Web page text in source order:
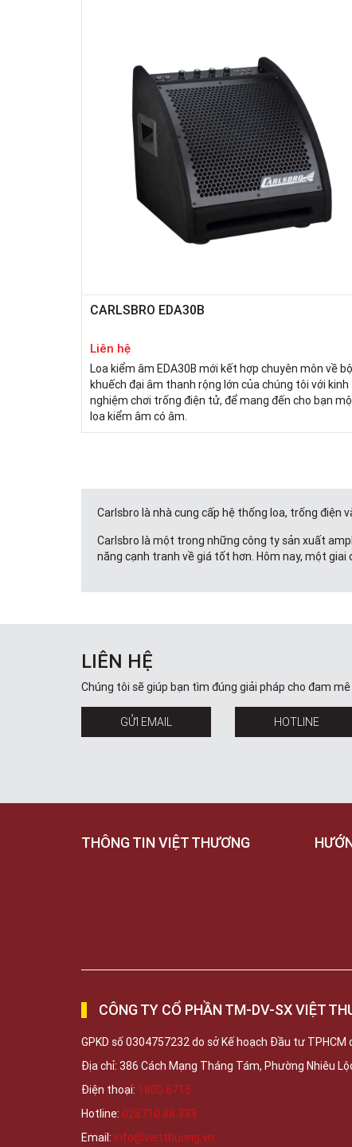
CARLSBRO EDA30B
Liên hệ
Loa kiểm âm EDA30B mới kết hợp chuyên môn về bộ
khuếch đại âm thanh rộng lớn của chúng tôi với kinh
nghiệm chơi trống điện tử, để mang đến cho bạn
loa kiểm âm có âm.
Carlsbro là nhà cung cấp hệ thống loa, trống điện
Carlsbro là một trong những công ty sản xuất
năng cạnh tranh về giá tốt hơn. Hôm nay, một
LIÊN HỆ
Chúng tôi sẽ giúp bạn tìm đúng giải pháp cho đam mê
GỬI EMAIL HOTLINE
THÔNG TIN VIỆT THƯƠNG
CÔNG TY CỔ PHẦN TM-DV-SX VIỆT
GPKD số 0304757232 do sở Kế hoạch Đầu tư
Địa chỉ: 386 Cách Mạng Tháng Tám, Phường Nhiêu
Điện thoại: 1800 6715
Hotline: 028710 88 333
Email: info@vietthuong.vn